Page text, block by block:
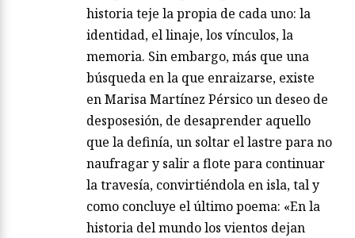
historia teje la propia de cada uno: la
identidad, el linaje, los vínculos, la
memoria. Sin embargo, más que una
búsqueda en la que enraizarse, existe
en Marisa Martínez Pérsico un deseo de
desposesión, de desaprender aquello
que la definía, un soltar el lastre para no
naufragar y salir a flote para continuar
la travesía, convirtiéndola en isla, tal y
como concluye el último poema: «En la
historia del mundo los vientos dejan